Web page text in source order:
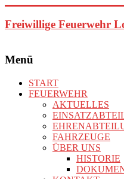
Inhalt
springen
Freiwillige Feuerwehr
Menü
START
FEUERWEHR
AKTUELLES
FAHRZEUGE
ÜBER UNS
HISTORIE